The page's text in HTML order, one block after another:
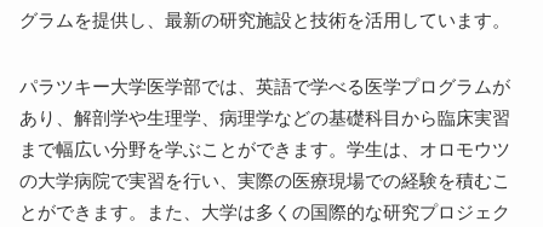
グラムを提供し、最新の研究施設と技術を活用しています。
パラツキー大学医学部では、英語で学べる医学プログラムが
あり、解剖学や生理学、病理学などの基礎科目から臨床実習
まで幅広い分野を学ぶことができます。学生は、オロモウツ
の大学病院で実習を行い、実際の医療現場での経験を積むこ
とができます。また、大学は多くの国際的な研究プロジェク